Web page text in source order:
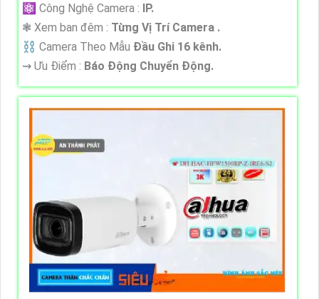
⚛️ Công Nghệ Camera : IP.
❃ Xem ban đêm : Từng Vị Trí Camera .
⛓ Camera Theo Mẫu Đầu Ghi 16 kênh.
️⇝ Ưu Điểm : Báo Động Chuyển Động.